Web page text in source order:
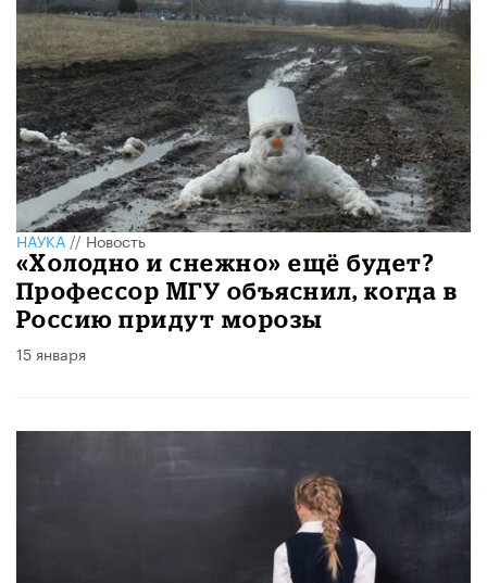
НАУКА//Новость
«Холодно и снежно» ещё будет?
Профессор МГУ объяснил, когда в
Россию придут морозы
15 января